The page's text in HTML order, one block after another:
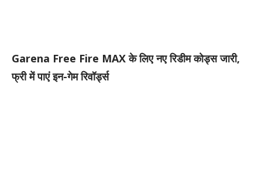
Garena Free Fire MAX के लिए नए रिडीम कोड्स जारी,
फ्री में पाएं इन-गेम रिवॉर्ड्स